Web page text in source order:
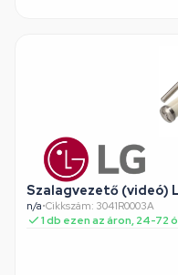
Szalagvezető (videó)
n/a•Cikkszám: 3041R0003A
1 db ezen az áron, 24-72